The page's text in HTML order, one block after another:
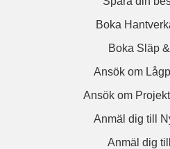
Boka
Boka Släp
Ansök om
Ansök om
Anmäl dig till
Anmäl dig